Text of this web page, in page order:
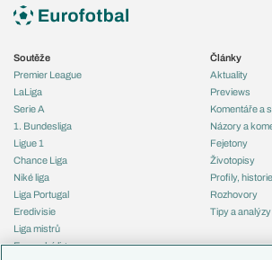
Soutěže
Premier League
LaLiga
Serie A
1. Bundesliga
Ligue 1
Chance Liga
Niké liga
Liga Portugal
Eredivisie
Liga mistrů
Evropská liga
Články
Aktuality
Previews
Komentáře a
Názory a
Fejetony
Životopisy
Profily, historie
Rozhovory
Tipy a analýzy